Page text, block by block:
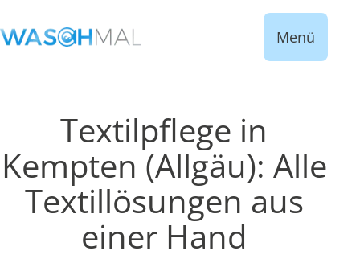
Menü
Textilpflege in
Kempten (Allgäu): Alle
Textillösungen aus
einer Hand